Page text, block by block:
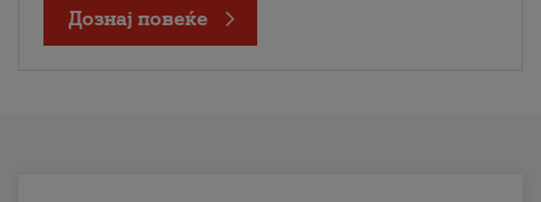
Дознај повеќе